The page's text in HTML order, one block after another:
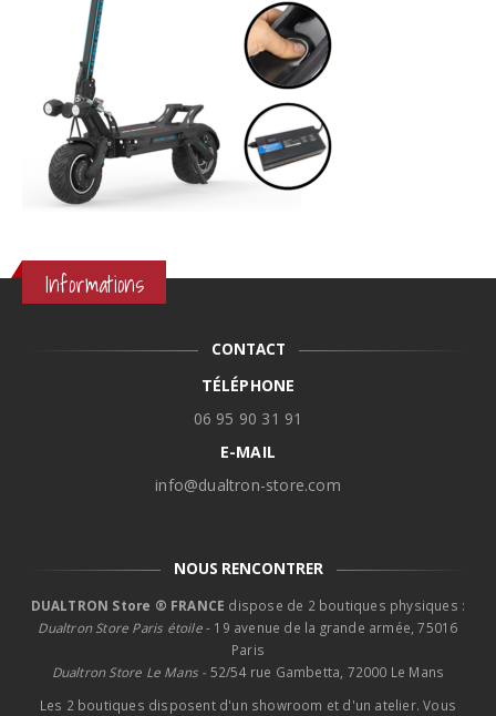
Informations
CONTACT
TÉLÉPHONE
06 95 90 31 91
E-MAIL
info@dualtron-store.com
NOUS RENCONTRER
DUALTRON Store ® FRANCE dispose de 2 boutiques physiques :
Dualtron Store Paris étoile- 19 avenue de la grande armée, 75016
Paris
Dualtron Store Le Mans - 52/54 rue Gambetta, 72000 Le Mans
Les 2 boutiques disposent d'un showroom et d'un atelier. Vous